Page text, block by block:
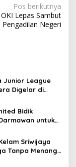
Pos berikutnya
Lepas Sambut
Pengadilan Negeri
Junior League
Digelar di
Tembus
Bidik
untuk
Tiga
Sriwijaya
Tanpa Menang